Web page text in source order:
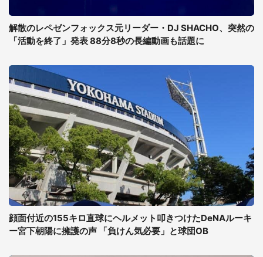
解散のレペゼンフォックス元リーダー・DJ SHACHO、突然の
「活動を終了」発表 88分8秒の長編動画も話題に
顔面付近の155キロ直球にヘルメット叩きつけたDeNAルーキ
ー宮下朝陽に擁護の声 「負けん気必要」と球団OB